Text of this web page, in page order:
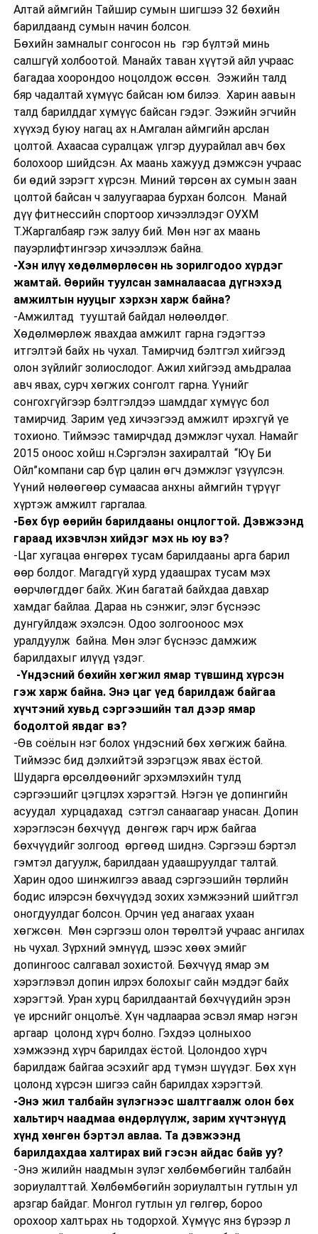
Алтай аймгийн Тайшир сумын шигшээ 32 бөхийн
барилдаанд сумын начин болсон.
Бөхийн замналыг сонгосон нь гэр бүлтэй минь
салшгүй холбоотой. Манайх таван хүүтэй айл учраас
багадаа хоорондоо ноцолдож өссөн. Ээжийн талд
бяр чадалтай хүмүүс байсан юм билээ. Харин аавын
талд барилддаг хүмүүс байсан гэдэг. Ээжийн эгчийн
хүүхэд буюу нагац ах н.Амгалан аймгийн арслан
цолтой. Ахаасаа суралцаж үлгэр дуурайлал авч бөх
болохоор шийдсэн. Ах маань хажууд дэмжсэн учраас
би өдий зэрэгт хүрсэн. Миний төрсөн ах сумын заан
цолтой байсан ч залуугаараа бурхан болсон. Манай
дүү фитнессийн спортоор хичээллэдэг ОУХМ
Т.Жаргалбаяр гэж залуу бий. Мөн нэг ах маань
пауэрлифтингээр хичээллэж байна.
-Хэн илүү хөдөлмөрлөсөн нь зорилгодоо хүрдэг
жамтай. Өөрийн туулсан замналаасаа дүгнэхэд
амжилтын нууцыг хэрхэн харж байна?
-Амжилтад тууштай байдал нөлөөлдөг.
Хөдөлмөрлөж явахдаа амжилт гарна гэдэгтээ
итгэлтэй байх нь чухал. Тамирчид бэлтгэл хийгээд
олон зүйлийг золиослодог. Ажил хийгээд амьдралаа
авч явах, сурч хөгжих сонголт гарна. Үүнийг
сонгохгүйгээр бэлтгэлдээ шамддаг хүмүүс бол
тамирчид. Зарим үед хичээгээд амжилт ирэхгүй үе
тохионо. Тиймээс тамирчдад дэмжлэг чухал. Намайг
2015 оноос хойш н.Сэргэлэн захиралтай “Юү Би
Ойл”компани сар бүр цалин өгч дэмжлэг үзүүлсэн.
Үүний нөлөөгөөр сумаасаа анхны аймгийн түрүүг
хүртэж амжилт гаргалаа.
-Бөх бүр өөрийн барилдааны онцлогтой. Дэвжээнд
гараад ихэвчлэн хийдэг мэх нь юу вэ?
-Цаг хугацаа өнгөрөх тусам барилдааны арга барил
өөр болдог. Магадгүй хурд удаашрах тусам мэх
өөрчлөгддөг байх. Жин багатай байхдаа давхар
хамдаг байлаа. Дараа нь сэнжиг, элэг бүснээс
дунгуйлдаж эхэлсэн. Одоо золгооноос мэх
уралдуулж байна. Мөн элэг бүснээс дамжиж
барилдахыг илүүд үздэг.
-Үндэсний бөхийн хөгжил ямар түвшинд хүрсэн
гэж харж байна. Энэ цаг үед барилдаж байгаа
хүчтэний хувьд сэргээшийн тал дээр ямар
бодолтой явдаг вэ?
-Өв соёлын нэг болох үндэсний бөх хөгжиж байна.
Тиймээс бид дэлхийтэй зэрэгцэж явах ёстой.
Шударга өрсөлдөөнийг эрхэмлэхийн тулд
сэргээшийг цэгцлэх хэрэгтэй. Нэгэн үе допингийн
асуудал хурцадахад сэтгэл санаагаар унасан. Допин
хэрэглэсэн бөхчүүд дөнгөж гарч ирж байгаа
бөхчүүдийг золгоод өргөөд шиднэ. Сэргээш бэртэл
гэмтэл дагуулж, барилдаан удаашруулдаг талтай.
Харин одоо шинжилгээ аваад сэргээшийн төрлийн
бодис илэрсэн бөхчүүдэд зохих хэмжээний шийтгэл
оногдуулдаг болсон. Орчин үед анагаах ухаан
хөгжсөн. Мөн сэргээш олон төрөлтэй учраас ангилах
нь чухал. Зүрхний эмнүүд, шээс хөөх эмийг
допингоос салгавал зохистой. Бөхчүүд ямар эм
хэрэглэвэл допин илрэх болохыг сайн мэддэг байх
хэрэгтэй. Уран хурц барилдаантай бөхчүүдийн эрэн
үе ирснийг онцолъё. Хүн чадлаараа эсвэл ямар нэгэн
аргаар цолонд хүрч болно. Гэхдээ цолныхоо
хэмжээнд хүрч барилдах ёстой. Цолондоо хүрч
барилдаж байгаа эсэхийг ард түмэн шүүдэг. Бөх хүн
цолонд хүрсэн шигээ сайн барилдах хэрэгтэй.
-Энэ жил талбайн зүлэгнээс шалтгаалж олон бөх
хальтирч наадмаа өндөрлүүлж, зарим хүчтэнүүд
хүнд хөнгөн бэртэл авлаа. Та дэвжээнд
барилдахдаа халтирах вий гэсэн айдас байв уу?
-Энэ жилийн наадмын зүлэг хөлбөмбөгийн талбайн
зориулалттай. Хөлбөмбөгийн зориулалтын гутлын ул
арзгар байдаг. Монгол гутлын ул гөлгөр, бороо
орохоор халтьрах нь тодорхой. Хүмүүс янз бүрээр л